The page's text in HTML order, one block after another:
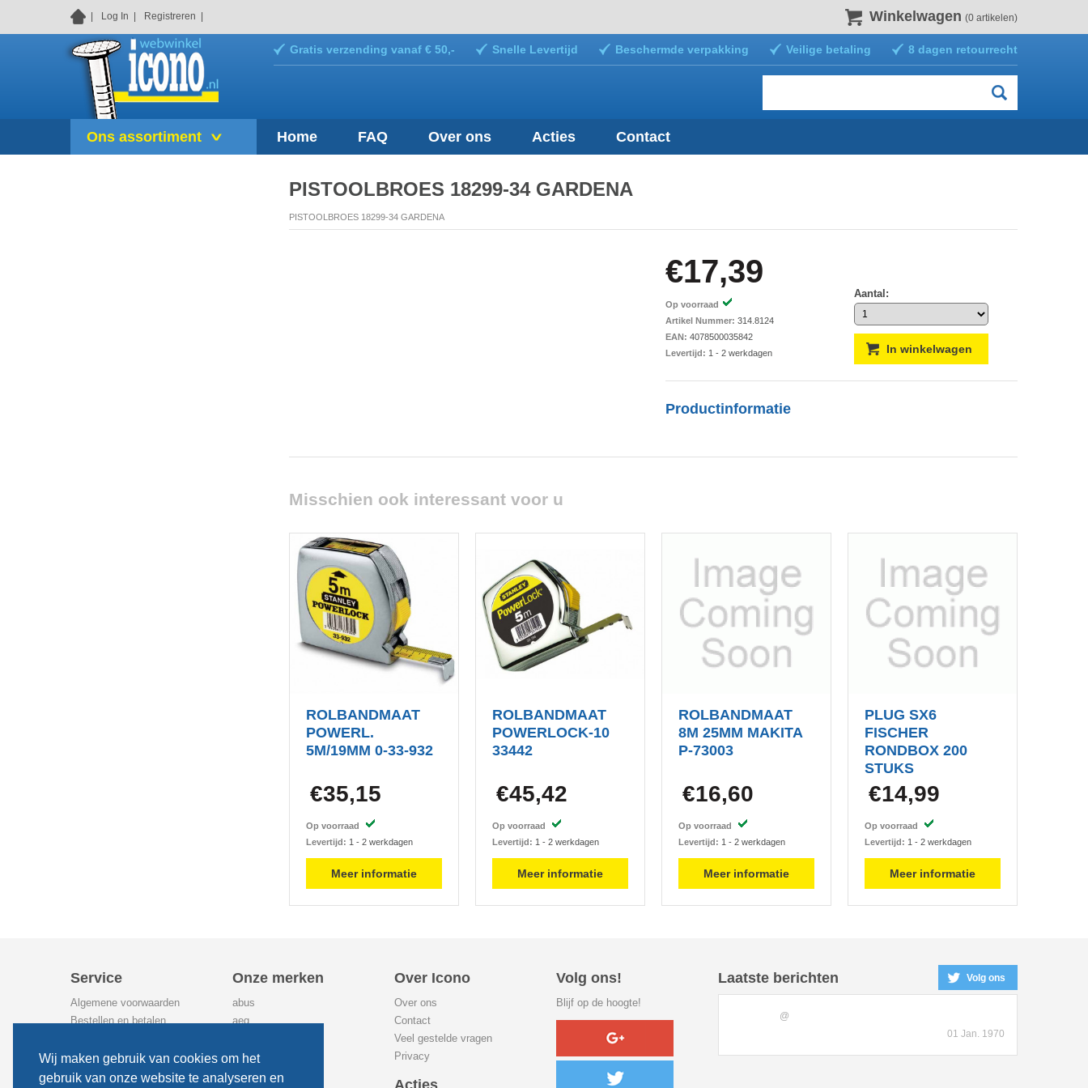
Wij maken gebruik van cookies om het
gebruik van onze website te analyseren en
Log In Registreren Winkelwagen (0 artikelen)
Gratis verzending vanaf € 50,- Snelle Levertijd Beschermde verpakking Veilige betaling 8 dagen retourrecht
Ons assortiment Home FAQ Over ons Acties Contact
PISTOOLBROES 18299-34 GARDENA
PISTOOLBROES 18299-34 GARDENA
€17,39
Op voorraad
Artikel Nummer: 314.8124
EAN: 4078500035842
Levertijd: 1 - 2 werkdagen
Aantal:
Productinformatie
Misschien ook interessant voor u
ROLBANDMAAT
POWERL.
5M/19MM 0-33-932
€35,15
Op voorraad
Levertijd: 1 - 2 werkdagen
Meer informatie
ROLBANDMAAT
POWERLOCK-10
33442
€45,42
Op voorraad
Levertijd: 1 - 2 werkdagen
Meer informatie
ROLBANDMAAT
8M 25MM MAKITA
P-73003
€16,60
Op voorraad
Levertijd: 1 - 2 werkdagen
Meer informatie
PLUG SX6
FISCHER
RONDBOX 200
STUKS
€14,99
Op voorraad
Levertijd: 1 - 2 werkdagen
Meer informatie
Service
Algemene voorwaarden
Bestellen en betalen
Ruilen en retourneren
Annuleren
Onze merken
abus
aeg
ajax
alabastine
Over Icono
Over ons
Contact
Veel gestelde vragen
Privacy
Acties
Volg ons!
Blijf op de hoogte!
Laatste berichten Volg ons
@
01 Jan. 1970